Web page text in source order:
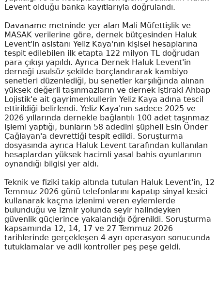
Levent olduğu banka kayıtlarıyla doğrulandı.
Davaname metninde yer alan Mali Müfettişlik ve
MASAK verilerine göre, dernek bütçesinden Haluk
Levent'in asistanı Yeliz Kaya'nın kişisel hesaplarına
tespit edilebilen ilk etapta 122 milyon TL doğrudan
para çıkışı yapıldı. Ayrıca Dernek Haluk Levent'in
derneği usulsüz şekilde borçlandırarak kambiyo
senetleri düzenlediği, bu senetler karşılığında alınan
yüksek değerli taşınmazların ve dernek iştiraki Ahbap
Lojistik'e ait gayrimenkullerin Yeliz Kaya adına tescil
ettirildiği belirlendi. Yeliz Kaya'nın sadece 2025 ve
2026 yıllarında dernekle bağlantılı 100 adet taşınmaz
işlemi yaptığı, bunların 58 adedini şüpheli Esin Önder
Çağlayan'a devrettiği tespit edildi. Soruşturma
dosyasında ayrıca Haluk Levent tarafından kullanılan
hesaplardan yüksek hacimli yasal bahis oyunlarının
oynandığı bilgisi yer aldı.
Teknik ve fiziki takip altında tutulan Haluk Levent'in, 12
Temmuz 2026 günü telefonlarını kapatıp sinyal kesici
kullanarak kaçma izlenimi veren eylemlerde
bulunduğu ve İzmir yolunda seyir halindeyken
güvenlik güçlerince yakalandığı öğrenildi. Soruşturma
kapsamında 12, 14, 17 ve 27 Temmuz 2026
tarihlerinde gerçekleşen 4 ayrı operasyon sonucunda
tutuklamalar ve adli kontroller peş peşe geldi.